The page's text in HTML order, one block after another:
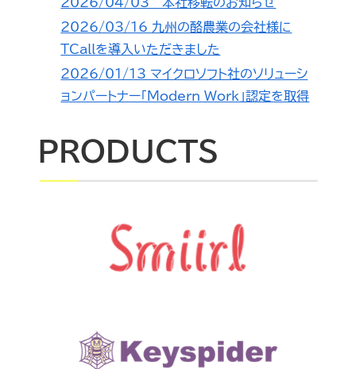
2026/03/16 九州の酪農業の会社様に
TCallを導入いただきました
2026/01/13 マイクロソフト社のソリューシ
ョンパートナー「Modern Work」認定を取得
PRODUCTS